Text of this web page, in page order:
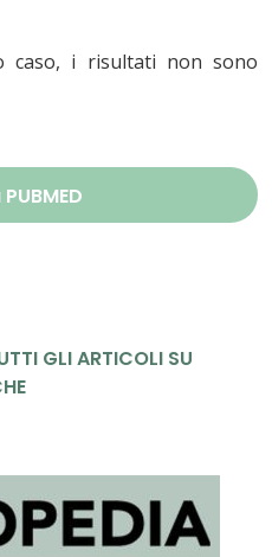
caso, i risultati non sono
GLI ARTICOLI SU